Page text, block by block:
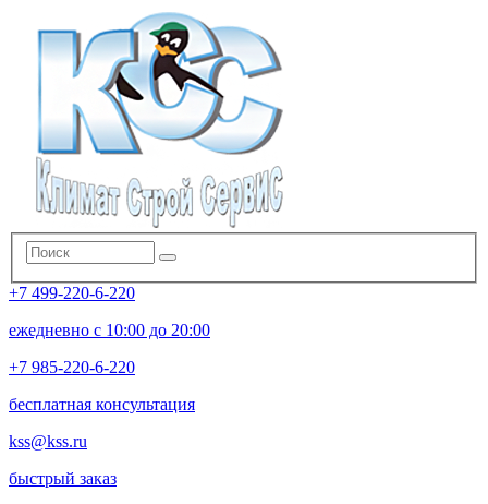
+7 499-220-6-220
ежедневно с 10:00 до 20:00
+7 985-220-6-220
бесплатная консультация
kss@kss.ru
быстрый заказ